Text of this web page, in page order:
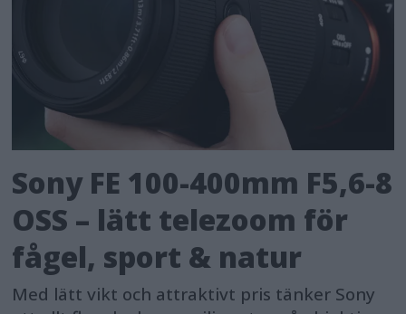
Sony FE 100-400mm F5,6-8
OSS – lätt telezoom för
fågel, sport & natur
Med lätt vikt och attraktivt pris tänker Sony